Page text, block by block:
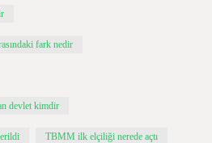
fark nedir
devlet kimdir
TBMM ilk elçiliği nerede açtı